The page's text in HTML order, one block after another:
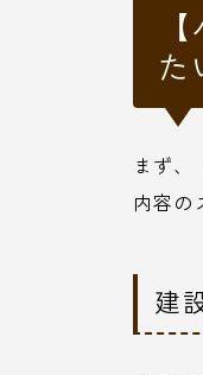
た
まず
内容の
建